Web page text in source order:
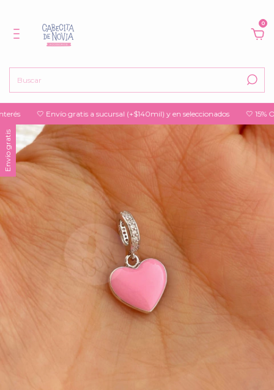
0
🤍 Envío gratis a sucursal (+$140mil) y en seleccionados 🤍 15%
Envío gratis